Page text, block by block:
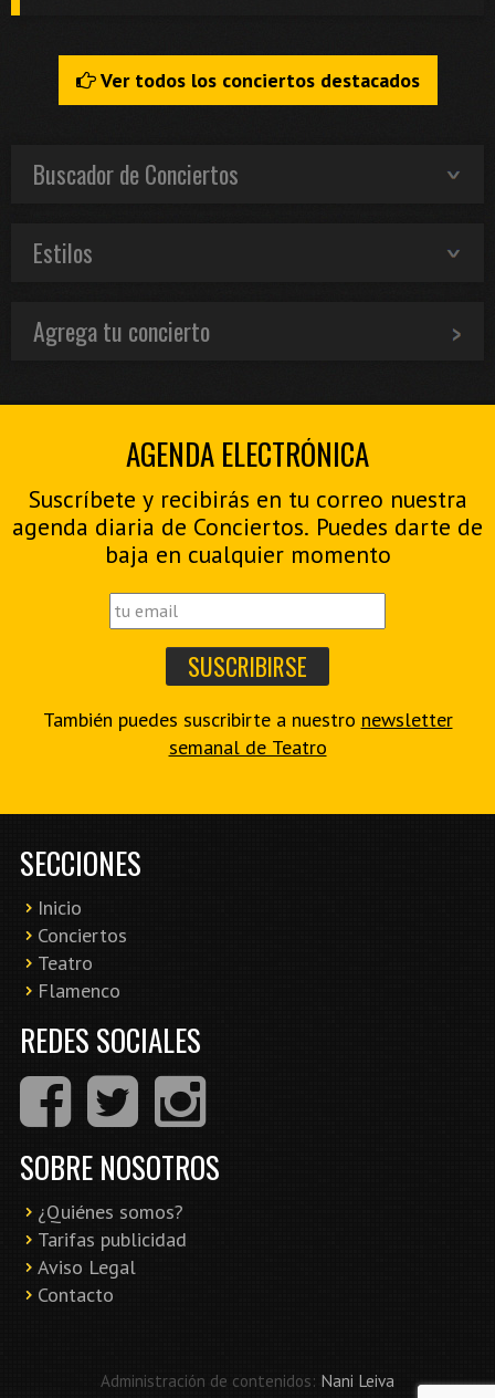
Ver todos los conciertos destacados
Buscador de Conciertos
Estilos
Agrega tu concierto
AGENDA ELECTRÓNICA
Suscríbete y recibirás en tu correo nuestra
agenda diaria de Conciertos. Puedes darte de
baja en cualquier momento
También puedes suscribirte a nuestro newsletter
semanal de Teatro
SECCIONES
Inicio
Conciertos
Teatro
Flamenco
REDES SOCIALES
SOBRE NOSOTROS
¿Quiénes somos?
Tarifas publicidad
Aviso Legal
Contacto
Administración de contenidos: Nani Leiva